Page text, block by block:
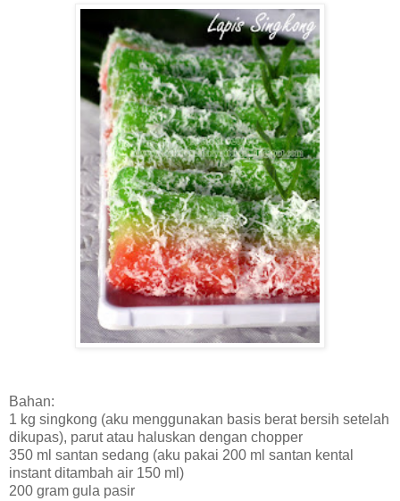
Bahan:
1 kg singkong (aku menggunakan basis berat bersih setelah
dikupas), parut atau haluskan dengan chopper
350 ml santan sedang (aku pakai 200 ml santan kental
instant ditambah air 150 ml)
200 gram gula pasir